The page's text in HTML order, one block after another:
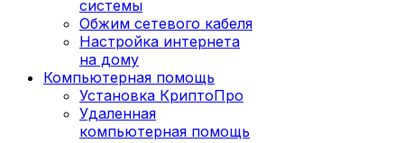
системы
Обжим сетевого кабеля
Настройка интернета
на дому
Компьютерная помощь
Установка КриптоПро
Удаленная
компьютерная помощь